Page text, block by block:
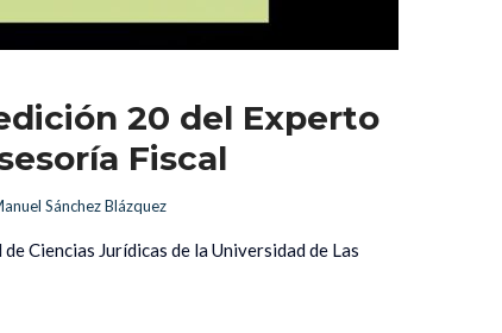
20 del Experto
Fiscal
Sánchez Blázquez
Ciencias Jurídicas de la Universidad de Las